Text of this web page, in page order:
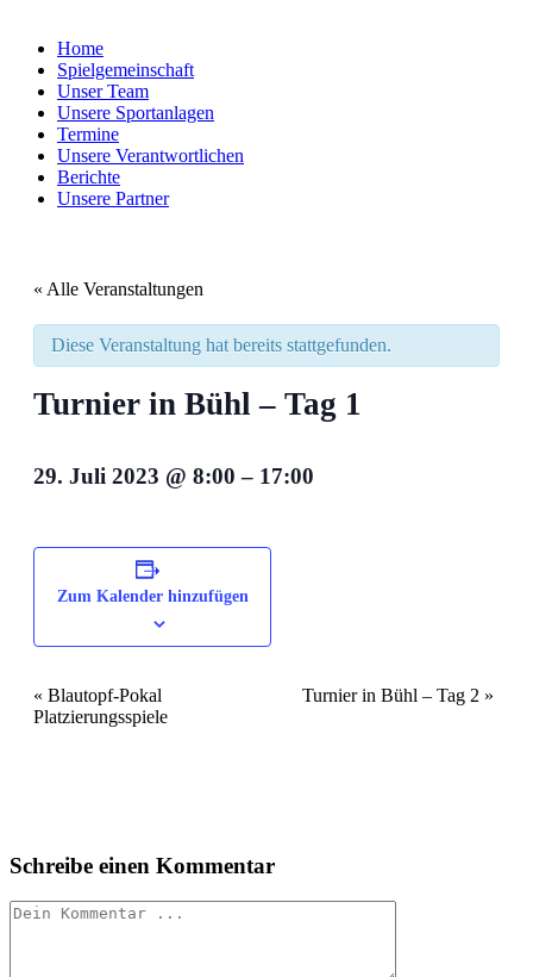
Home
Spielgemeinschaft
Unser Team
Unsere Sportanlagen
Termine
Unsere Verantwortlichen
Berichte
Unsere Partner
« Alle Veranstaltungen
Diese Veranstaltung hat bereits stattgefunden.
Turnier in Bühl – Tag 1
29. Juli 2023 @ 8:00– 17:00
Zum Kalender hinzufügen
Veranstaltung
Navigation
« Blautopf-Pokal
Platzierungsspiele
Turnier in Bühl – Tag 2 »
Schreibe einen Kommentar
Kommentieren